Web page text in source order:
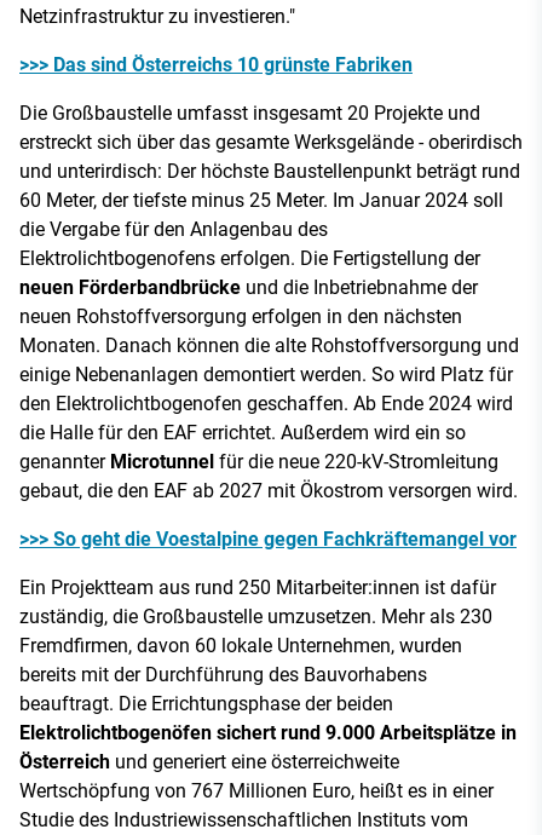
Netzinfrastruktur zu investieren."
>>> Das sind Österreichs 10 grünste Fabriken
Die Großbaustelle umfasst insgesamt 20 Projekte und
erstreckt sich über das gesamte Werksgelände - oberirdisch
und unterirdisch: Der höchste Baustellenpunkt beträgt rund
60 Meter, der tiefste minus 25 Meter. Im Januar 2024 soll
die Vergabe für den Anlagenbau des
Elektrolichtbogenofens erfolgen. Die Fertigstellung der
neuen Förderbandbrücke und die Inbetriebnahme der
neuen Rohstoffversorgung erfolgen in den nächsten
Monaten. Danach können die alte Rohstoffversorgung und
einige Nebenanlagen demontiert werden. So wird Platz für
den Elektrolichtbogenofen geschaffen. Ab Ende 2024 wird
die Halle für den EAF errichtet. Außerdem wird ein so
genannter Microtunnel für die neue 220-kV-Stromleitung
gebaut, die den EAF ab 2027 mit Ökostrom versorgen wird.
>>> So geht die Voestalpine gegen Fachkräftemangel vor
Ein Projektteam aus rund 250 Mitarbeiter:innen ist dafür
zuständig, die Großbaustelle umzusetzen. Mehr als 230
Fremdfirmen, davon 60 lokale Unternehmen, wurden
bereits mit der Durchführung des Bauvorhabens
beauftragt. Die Errichtungsphase der beiden
Elektrolichtbogenöfen sichert rund 9.000 Arbeitsplätze in
Österreich und generiert eine österreichweite
Wertschöpfung von 767 Millionen Euro, heißt es in einer
Studie des Industriewissenschaftlichen Instituts vom